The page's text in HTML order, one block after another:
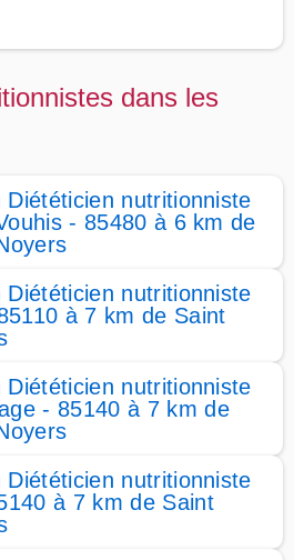
dans les
nutritionniste
- 85480 à 6 km de
nutritionniste
à 7 km de Saint
nutritionniste
- 85140 à 7 km de
nutritionniste
à 7 km de Saint